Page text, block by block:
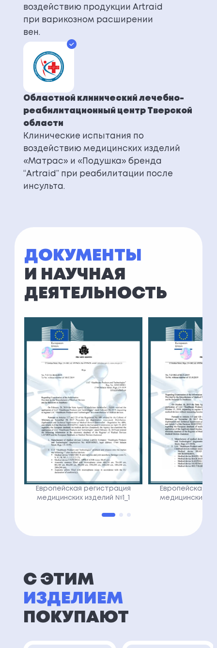
воздействию продукции Artraid
при варикозном расширении
вен.
Областной клинический лечебно-
реабилитационный центр Тверской
области
Клинические испытания по
воздействию медицинских изделий
«Матрас» и «Подушка» бренда
“Artraid” при реабилитации после
инсульта.
ДОКУМЕНТЫ
И НАУЧНАЯ
ДЕЯТЕЛЬНОСТЬ
Европейская регистрация
медицинских изделий №1_1
Европейская
медицинских
С ЭТИМ
ИЗДЕЛИЕМ
ПОКУПАЮТ